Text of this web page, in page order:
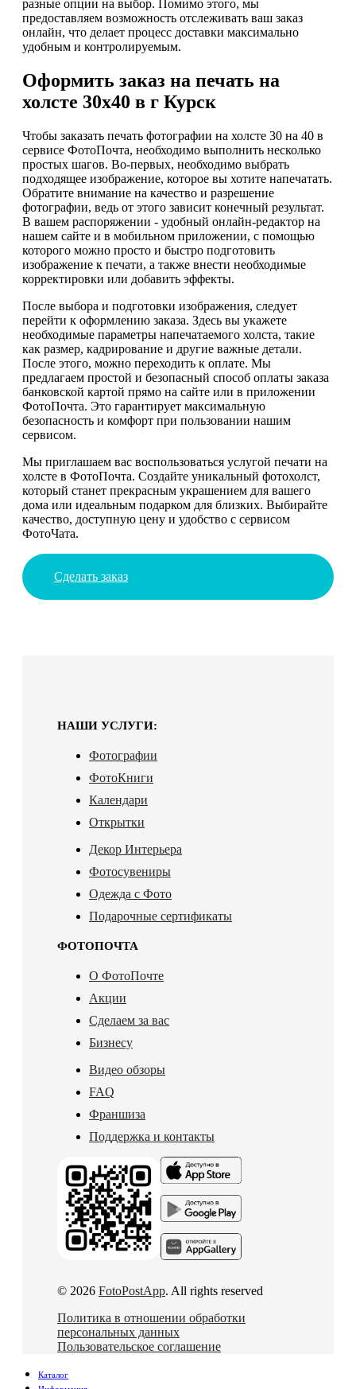
разные опции на выбор. Помимо этого, мы
предоставляем возможность отслеживать ваш заказ
онлайн, что делает процесс доставки максимально
удобным и контролируемым.
Оформить заказ на печать на
холсте 30х40 в г Курск
Чтобы заказать печать фотографии на холсте 30 на 40 в
сервисе ФотоПочта, необходимо выполнить несколько
простых шагов. Во-первых, необходимо выбрать
подходящее изображение, которое вы хотите напечатать.
Обратите внимание на качество и разрешение
фотографии, ведь от этого зависит конечный результат.
В вашем распоряжении - удобный онлайн-редактор на
нашем сайте и в мобильном приложении, с помощью
которого можно просто и быстро подготовить
изображение к печати, а также внести необходимые
корректировки или добавить эффекты.
После выбора и подготовки изображения, следует
перейти к оформлению заказа. Здесь вы укажете
необходимые параметры напечатаемого холста, такие
как размер, кадрирование и другие важные детали.
После этого, можно переходить к оплате. Мы
предлагаем простой и безопасный способ оплаты заказа
банковской картой прямо на сайте или в приложении
ФотоПочта. Это гарантирует максимальную
безопасность и комфорт при пользовании нашим
сервисом.
Мы приглашаем вас воспользоваться услугой печати на
холсте в ФотоПочта. Создайте уникальный фотохолст,
который станет прекрасным украшением для вашего
дома или идеальным подарком для близких. Выбирайте
качество, доступную цену и удобство с сервисом
ФотоЧата.
Сделать заказ
НАШИ УСЛУГИ:
Фотографии
ФотоКниги
Календари
Открытки
Декор Интерьера
Фотосувениры
Одежда с Фото
Подарочные сертификаты
ФОТОПОЧТА
О ФотоПочте
Акции
Сделаем за вас
Бизнесу
Видео обзоры
FAQ
Франшиза
Поддержка и контакты
© 2026 FotoPostApp. All rights reserved
Политика в отношении обработки
персональных данных
Пользовательское соглашение
Каталог